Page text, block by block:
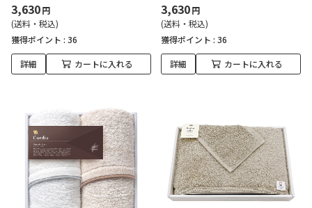
3,630円
(送料・税込)
獲得ポイント : 36
詳細 カートに入れる
3,630円
(送料・税込)
獲得ポイント : 36
詳細 カートに入れる